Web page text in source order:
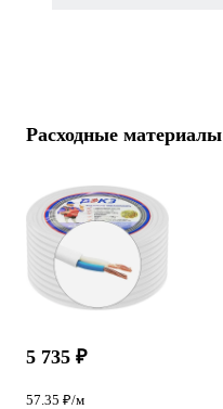
Расходные материалы
5 735 ₽
57.35 ₽/м